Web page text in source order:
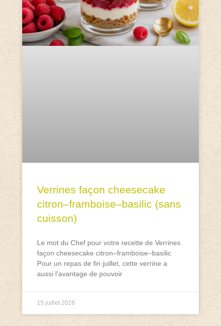
Verrines façon cheesecake
citron–framboise–basilic (sans
cuisson)
Le mot du Chef pour votre recette de Verrines
façon cheesecake citron–framboise–basilic
Pour un repas de fin juillet, cette verrine a
aussi l’avantage de pouvoir
15 juillet 2026